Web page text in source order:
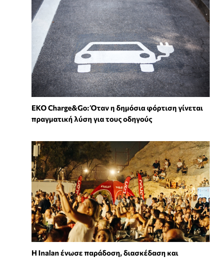
EKO Charge&Go: Όταν η δημόσια φόρτιση γίνεται
πραγματική λύση για τους οδηγούς
Η Inalan ένωσε παράδοση, διασκέδαση και